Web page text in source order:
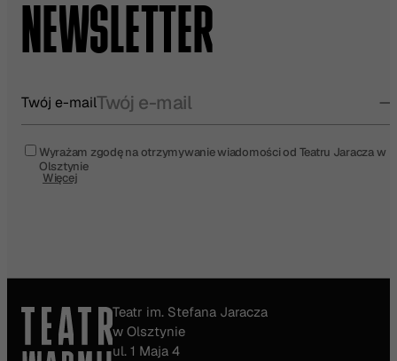
NEWSLETTER
Twój e-mail
Wyrażam zgodę na otrzymywanie wiadomości od Teatru Jaracza w
Olsztynie
Więcej
Teatr im. Stefana Jaracza
w Olsztynie
ul. 1 Maja 4